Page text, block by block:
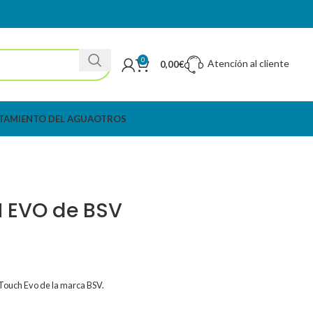
0 0,00€ Atención al cliente
DEL AGUAOTROS
de BSV
Evo de la marca BSV.